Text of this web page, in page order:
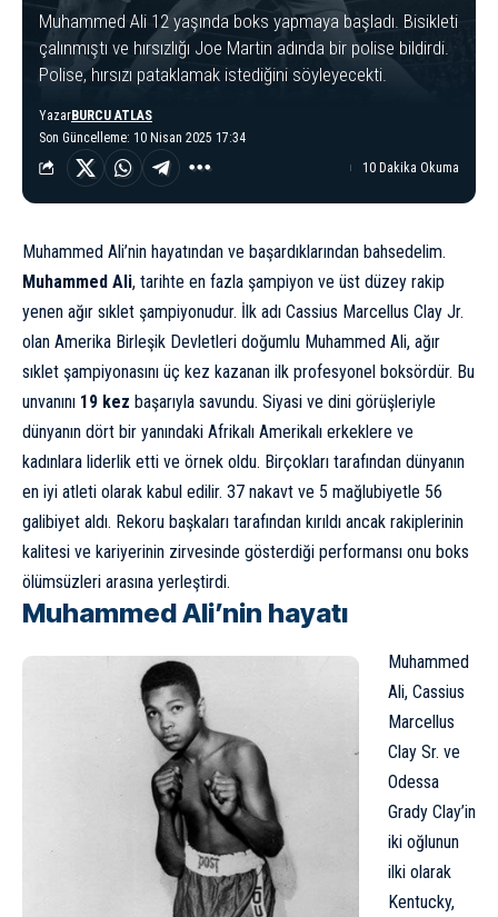
Muhammed Ali 12 yaşında boks yapmaya başladı. Bisikleti
çalınmıştı ve hırsızlığı Joe Martin adında bir polise bildirdi.
Polise, hırsızı pataklamak istediğini söyleyecekti.
Son Güncelleme: 10 Nisan 2025 17:34
YazarBURCU ATLAS
10 Dakika Okuma
Muhammed Ali’nin hayatından ve başardıklarından bahsedelim.
Muhammed Ali, tarihte en fazla şampiyon ve üst düzey rakip
yenen ağır sıklet şampiyonudur. İlk adı Cassius Marcellus Clay Jr.
olan Amerika Birleşik Devletleri doğumlu Muhammed Ali, ağır
sıklet şampiyonasını üç kez kazanan ilk profesyonel boksördür. Bu
unvanını 19 kez başarıyla savundu. Siyasi ve dini görüşleriyle
dünyanın dört bir yanındaki Afrikalı Amerikalı erkeklere ve
kadınlara liderlik etti ve örnek oldu. Birçokları tarafından dünyanın
en iyi atleti olarak kabul edilir. 37 nakavt ve 5 mağlubiyetle 56
galibiyet aldı. Rekoru başkaları tarafından kırıldı ancak rakiplerinin
kalitesi ve kariyerinin zirvesinde gösterdiği performansı onu boks
ölümsüzleri arasına yerleştirdi.
Muhammed Ali’nin hayatı
Muhammed
Ali, Cassius
Marcellus
Clay Sr. ve
Odessa
Grady Clay’in
iki oğlunun
ilki olarak
Kentucky,